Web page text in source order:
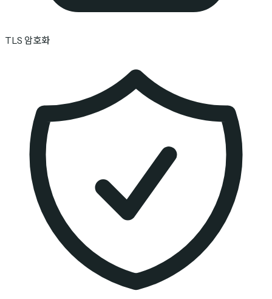
TLS 암호화